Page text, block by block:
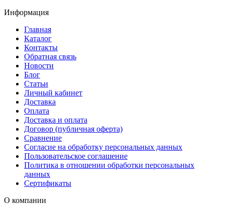
Информация
Главная
Каталог
Контакты
Обратная связь
Новости
Блог
Статьи
Личный кабинет
Доставка
Оплата
Доставка и оплата
Договор (публичная оферта)
Сравнение
Согласие на обработку персональных данных
Пользовательское соглашение
Политика в отношении обработки персональных
данных
Сертификаты
О компании